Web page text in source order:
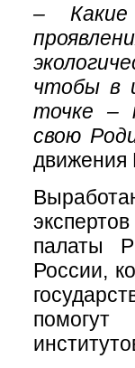
–
чтобы в
точке –
свою
движения
палаты
России,